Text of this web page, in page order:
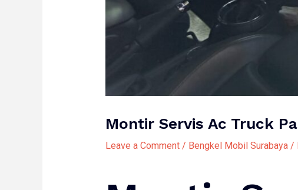
Montir Servis Ac Truck
Leave a Comment / Bengkel Mobil Surabaya/